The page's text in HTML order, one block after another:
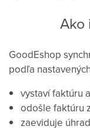
Ako
GoodEshop
podľa
vystaví faktúru
odošle faktúru
zaeviduje